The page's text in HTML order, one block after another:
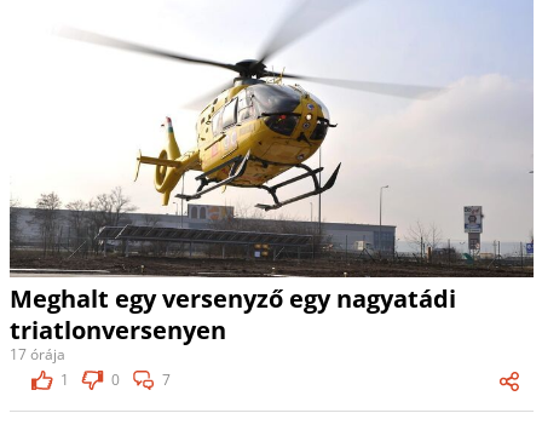
Meghalt egy versenyző egy nagyatádi
triatlonversenyen
17 órája
1
0 7